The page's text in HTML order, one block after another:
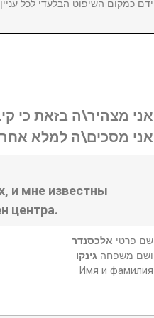
ידם כמקום השיפוט הבלעדי לכל
אני מצהיר\ה בזאת כי
אני מסכים\ה למלא אחר
и мне известны
центра.
שם פרטי אלכסנדר
ושם משפחהגינקו
Имя и фамилия